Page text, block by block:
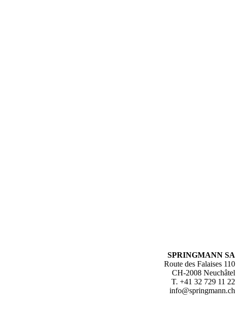
SPRINGMANN SA
Route des Falaises 110
CH-2008 Neuchâtel
T. +41 32 729 11 22
info@springmann.ch